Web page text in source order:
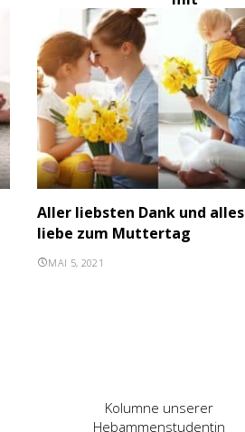
Aller liebsten Dank und alles
liebe zum Muttertag
MAI 5, 2021
Kolumne unserer
Hebammenstudentin